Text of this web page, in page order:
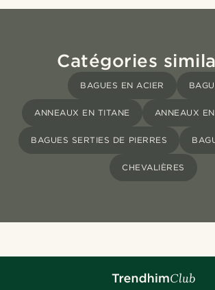
Catégories
BAGUES EN ACIER
ANNEAUX EN TITANE ANNEAUX
BAGUES SERTIES DE PIERRES
CHEVALIÈRES